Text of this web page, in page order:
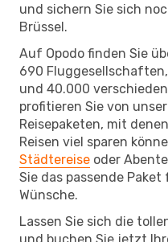
und sichern Sie sich
Brüssel.
Auf Opodo finden Sie
690
und 40.000
profitieren Sie von
Reisepaketen, mit
Reisen viel sparen
Städtereise oder
Sie das passende
Wünsche.
Lassen Sie sich die